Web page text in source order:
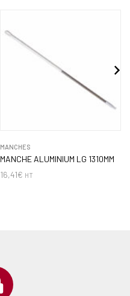
MANCHES
MANCHE ALUMINIUM LG 1310MM
16,41€ HT